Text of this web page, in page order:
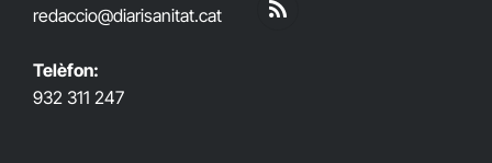
redaccio@diarisanitat.cat
Telèfon:
932 311 247
RSS